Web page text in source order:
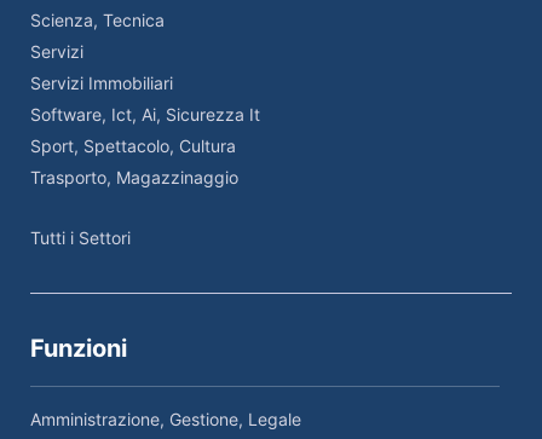
Scienza, Tecnica
Servizi
Servizi Immobiliari
Software, Ict, Ai, Sicurezza It
Sport, Spettacolo, Cultura
Trasporto, Magazzinaggio
Tutti i Settori
Funzioni
Amministrazione, Gestione, Legale